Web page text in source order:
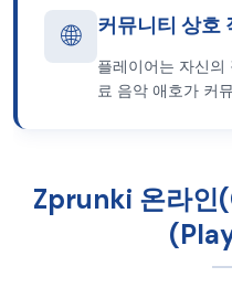
🌐 커뮤니티 상호
플레이어는 자신
료 음악 애호가 커
Zprunki 온라인